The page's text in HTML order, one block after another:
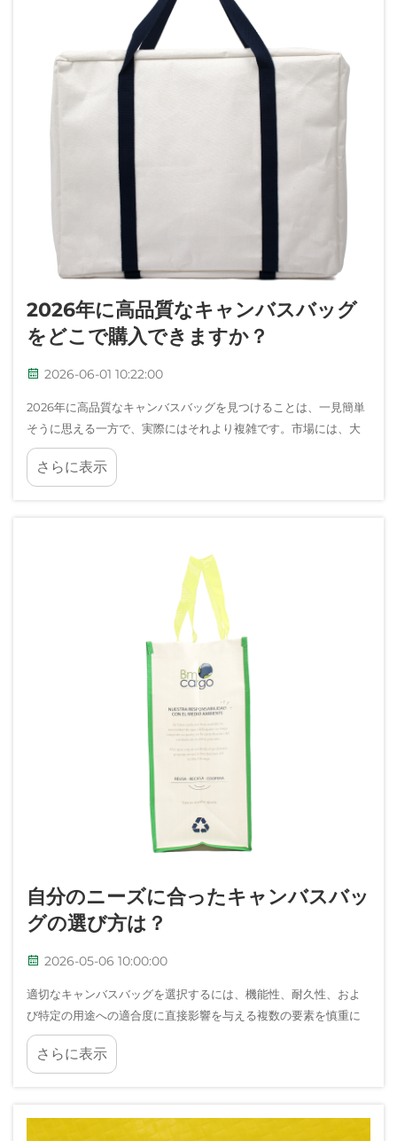
2026年に高品質なキャンバスバッグ
をどこで購入できますか？
2026-06-01 10:22:00
2026年に高品質なキャンバスバッグを見つけることは、一見簡単
そうに思える一方で、実際にはそれより複雑です。市場には、大
量生産された汎用トートバッグから、熟慮されたデザインと耐久
性を兼ね備えた日常使いに最適なキャリアバッグ（本格的な職人
さらに表示
自分のニーズに合ったキャンバスバッ
グの選び方は？
2026-05-06 10:00:00
適切なキャンバスバッグを選択するには、機能性、耐久性、およ
び特定の用途への適合度に直接影響を与える複数の要素を慎重に
検討する必要があります。信頼性の高い日常用携帯バッグが必要
なのか、あるいは専門的な業務用バッグが必要なのか…
さらに表示